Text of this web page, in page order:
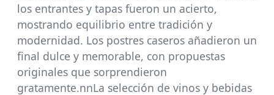
los entrantes y tapas fueron un acierto,
mostrando equilibrio entre tradición y
modernidad. Los postres caseros añadieron un
final dulce y memorable, con propuestas
originales que sorprendieron
gratamente.nnLa selección de vinos y bebidas